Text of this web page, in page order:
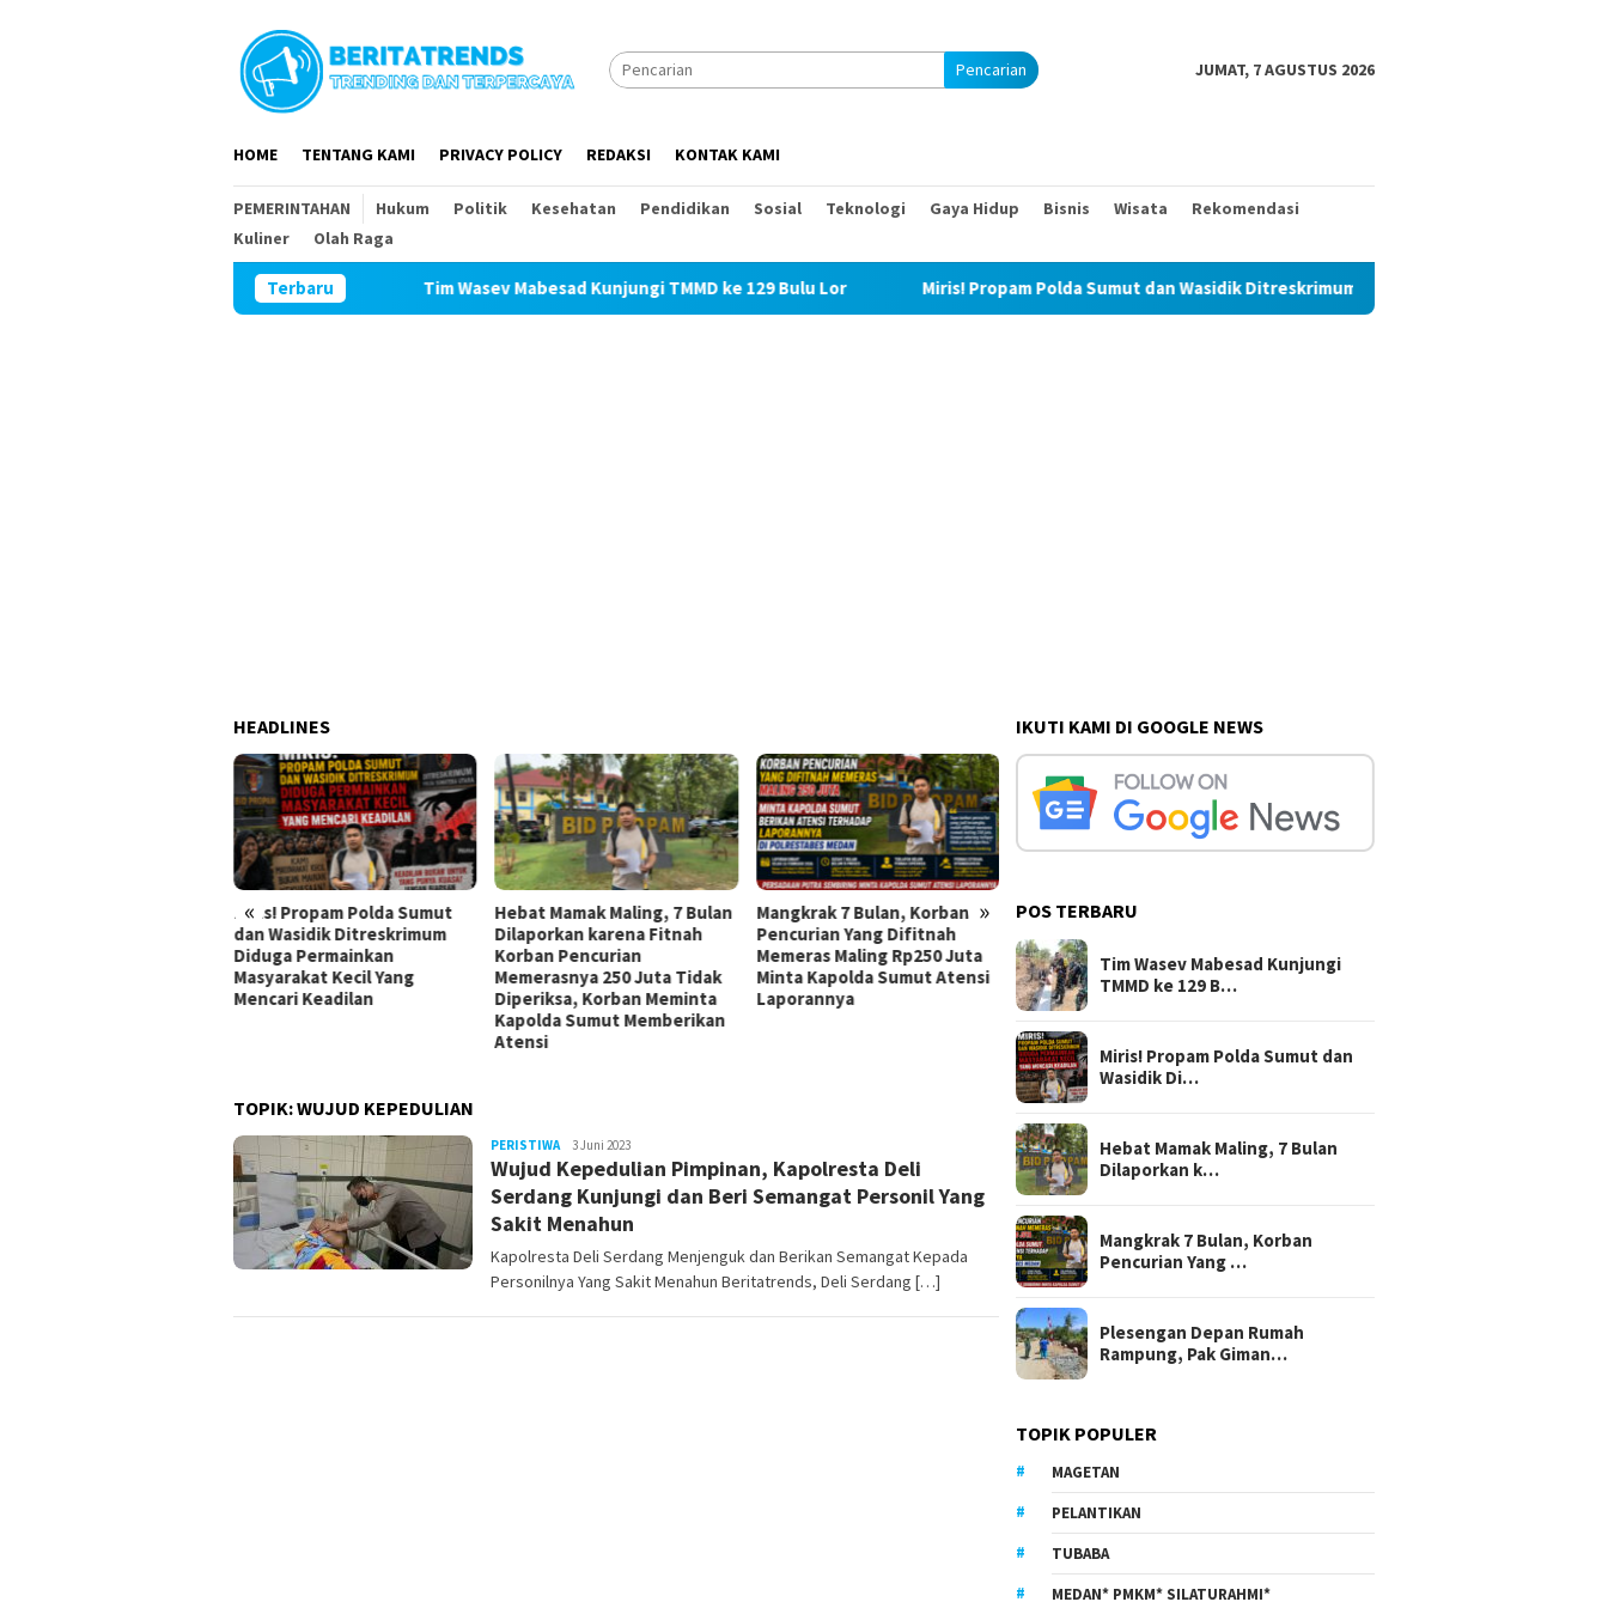
Pencarian JUMAT, 7 AGUSTUS 2026
HOME TENTANG KAMI PRIVACY POLICY REDAKSI KONTAK KAMI
PEMERINTAHAN Hukum Politik Kesehatan Pendidikan Sosial Teknologi Gaya Hidup Bisnis Wisata
Rekomendasi
Kuliner
Olah Raga
Terbaru Tim Wasev Mabesad Kunjungi TMMD ke 129 Bulu Lor Miris! Propam Polda Sumut dan Wasidik Ditreskrimum Diduga Permainkan Masyarakat Kecil
HEADLINES
« »
Miris! Propam Polda Sumut
dan Wasidik Ditreskrimum
Diduga Permainkan
Masyarakat Kecil Yang
Mencari Keadilan
Hebat Mamak Maling, 7 Bulan
Dilaporkan karena Fitnah
Korban Pencurian
Memerasnya 250 Juta Tidak
Diperiksa, Korban Meminta
Kapolda Sumut Memberikan
Atensi
Mangkrak 7 Bulan, Korban
Pencurian Yang Difitnah
Memeras Maling Rp250 Juta
Minta Kapolda Sumut Atensi
Laporannya
Plesengan Depan Rumah
Rampung, Pak Giman Tidak
Khawatir Ada Longsor Lagi
TOPIK:WUJUD KEPEDULIAN
PERISTIWALilikAbdi
3 Juni 2023
Wujud Kepedulian Pimpinan, Kapolresta Deli
Serdang Kunjungi dan Beri Semangat Personil Yang
Sakit Menahun
Kapolresta Deli Serdang Menjenguk dan Berikan Semangat Kepada
Personilnya Yang Sakit Menahun Beritatrends, Deli Serdang […]
IKUTI KAMI DI GOOGLE NEWS
POS TERBARU
Tim Wasev Mabesad Kunjungi
TMMD ke 129 B…
Miris! Propam Polda Sumut dan
Wasidik Di…
Hebat Mamak Maling, 7 Bulan
Dilaporkan k…
Mangkrak 7 Bulan, Korban
Pencurian Yang …
Plesengan Depan Rumah
Rampung, Pak Giman…
TOPIK POPULER
MAGETAN
PELANTIKAN
TUBABA
MEDAN* PMKM* SILATURAHMI*